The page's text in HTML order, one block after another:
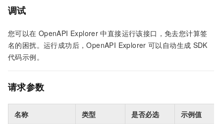
调试
您可以在 OpenAPI Explorer 中直接运行该接口，免去您计算签
名的困扰。运行成功后，OpenAPI Explorer 可以自动生成 SDK
代码示例。
请求参数
名称 类型 是否必选 示例值